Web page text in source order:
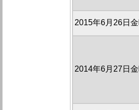
2015年6月26日金
2014年6月27日金